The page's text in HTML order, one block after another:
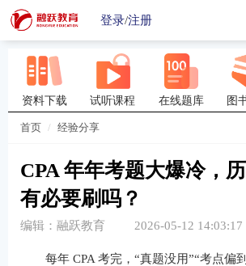
登录/注册
资料下载 试听课程 在线题库 图
首页 经验分享
CPA 年年考题大爆冷，
有必要刷吗？
编辑：融跃教育 2026-05-12 14:03:17
每年 CPA 考完，“真题没用”“考点偏